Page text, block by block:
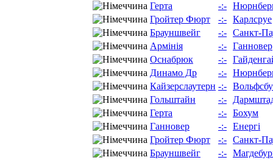
Герта
-:-
Гройтер Фюрт
-:- Карлсруе
Брауншвейг
-:- Санкт-
Армінія
-:- Ганновер
Оснабрюк
-:-
Динамо Др
-:-
Кайзерслаутерн -:-
Гольштайн
-:-
Герта
-:- Бохум
Ганновер
-:- Енергі
Гройтер Фюрт
-:- Санкт-
Брауншвейг
-:-